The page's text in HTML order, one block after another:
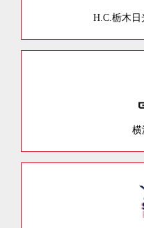
H.C.栃木日
横